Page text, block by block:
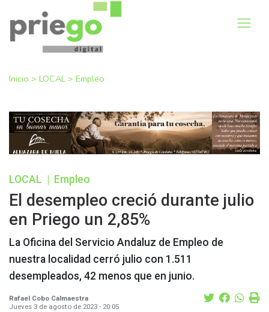
Inicio > LOCAL > Empleo
LOCAL Empleo
El desempleo creció durante julio
en Priego un 2,85%
La Oficina del Servicio Andaluz de Empleo de
nuestra localidad cerró julio con 1.511
desempleados, 42 menos que en junio.
Rafael Cobo Calmaestra
Jueves 3 de agosto de 2023 - 20:05